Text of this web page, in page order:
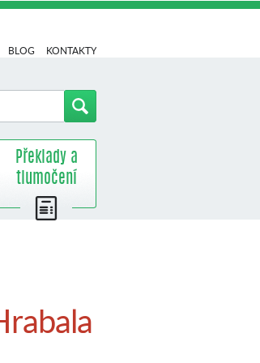
BLOG KONTAKTY
Překlady a
tlumočení